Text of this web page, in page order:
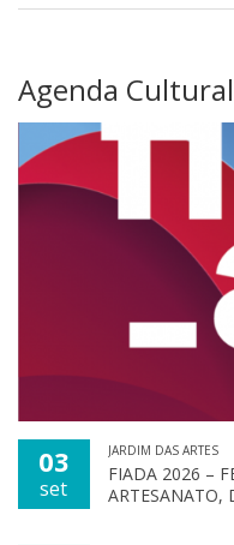
Agenda Cultural
03
set
JARDIM DAS ARTES
FIADA 2026 –
ARTESANATO,